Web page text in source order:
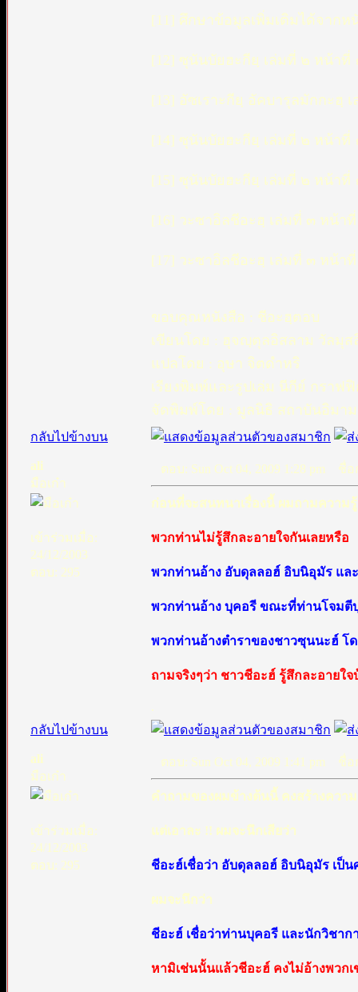
[11] ศึกษาข้อมูลเพิ่มเติมได้จาก
[12] ซุนันบัยฮะกียฺ เล่มที่ ๒ หน้า
[13] อัซเราะกียฺ อัคบารุลมักกะฮฺ
[14] ซุนันบัยฮะกียฺ เล่มที่ ๒ หน้าที่
[15] ซุนันบัยฮะกียฺ เล่มที่ ๒ หน้าที่
[16] วะซาอิลชีอะฮฺ เล่มที่ ๓ หน้
[17] วะซาอิลชีอะฮฺ เล่มที่ ๓ หน้
ขอบคุณหนังสือ : ชีอะฮฺตอบ
เขียนโดย : ฮุจญฺตุลอิสลาม วัลมุ
แปลโดย : อุษา จิตดำหริ
เรียงพิมพ์และรูปเล่ม นีกีย์ กราฟ
จัดพิมพ์โดย : มูลนิธิ สถาบันอิมาม
กลับไปข้างบน
ali
มือเก๋า
เข้าร่วมเมื่อ:
24/12/2003
ตอบ: 295
ตอบ: Sun Oct 04, 2009 1:28 pm ชื่อ
ก่อนที่จะสนทนาเรื่องนี้ ผมถามความ
พวกท่านไม่รู้สึกละอายใจกันเลยหรือ
พวกท่านอ้าง อับดุลลอฮ์ อิบนิอุมัร แล
พวกท่านอ้าง บุคอรี ขณะที่ท่านโจมตี
พวกท่านอ้างตำราของชาวซุนนะฮ์ โ
ถามจริงๆว่า ชาวชีอะฮ์ รู้สึกละอายใจ
.
กลับไปข้างบน
ali
มือเก๋า
เข้าร่วมเมื่อ:
24/12/2003
ตอบ: 295
ตอบ: Sun Oct 04, 2009 1:41 pm ชื่อ
คำถามของผมข้างต้นนี้ คงสร้างควา
แต่เอาละ !! ผมจะนึกเสียว่า
ชีอะฮ์เชื่อว่า อับดุลลอฮ์ อิบนิอุมัร เป็
ผมจะนึกว่า
ชีอะฮ์ เชื่อว่าท่านบุคอรี และนักวิชา
หามิเช่นนั้นแล้วชีอะฮ์ คงไม่อ้างพวก